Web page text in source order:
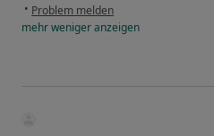
• Problem melden
mehrwenigeranzeigen